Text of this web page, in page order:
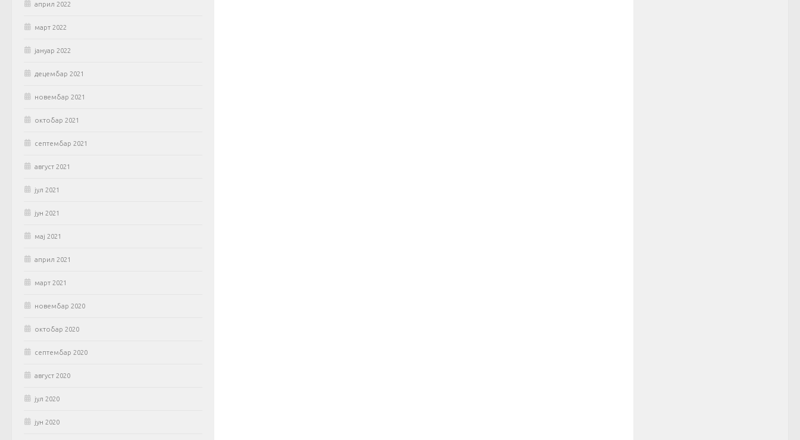
април 2022
март 2022
јануар 2022
децембар 2021
новембар 2021
октобар 2021
септембар 2021
август 2021
јул 2021
јун 2021
мај 2021
април 2021
март 2021
новембар 2020
октобар 2020
септембар 2020
август 2020
јул 2020
јун 2020